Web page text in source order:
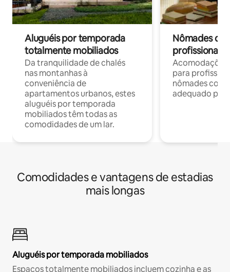
Aluguéis por temporada
totalmente mobiliados
Da tranquilidade de chalés
nas montanhas à
conveniência de
apartamentos urbanos, estes
aluguéis por temporada
mobiliados têm todas as
comodidades de um lar.
Nômades
profissionais
para
nômades com
adequado
Comodidades e vantagens de estadias
mais longas
Aluguéis por temporada mobiliados
Espaços totalmente mobiliados incluem cozinha e as